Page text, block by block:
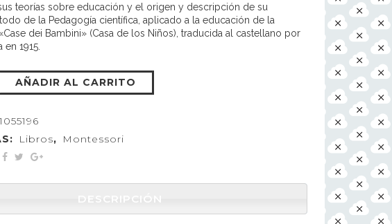
teorías sobre educación y el origen y descripción de su
de la Pedagogía científica, aplicado a la educación de la
dei Bambini» (Casa de los Niños), traducida al castellano por
en 1915.
AÑADIR AL CARRITO
Libros,
Montessori
DESCRIPCIÓN